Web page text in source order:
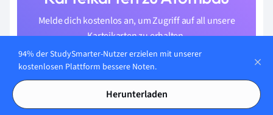
Melde dich kostenlos an, um Zugriff auf all unsere
Karteikarten zu erhalten.
94% der StudySmarter-Nutzer erzielen mit unserer
kostenlosen Plattform bessere Noten.
Herunterladen